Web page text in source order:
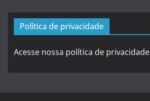
Política de privacidade
Acesse nossa política de privacidade